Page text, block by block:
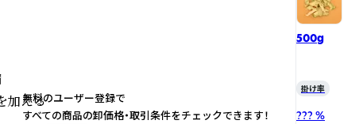
加える
500g
掛け率
??? %
無料のユーザー登録で
すべての商品の卸価格・取引条件をチェックできます！